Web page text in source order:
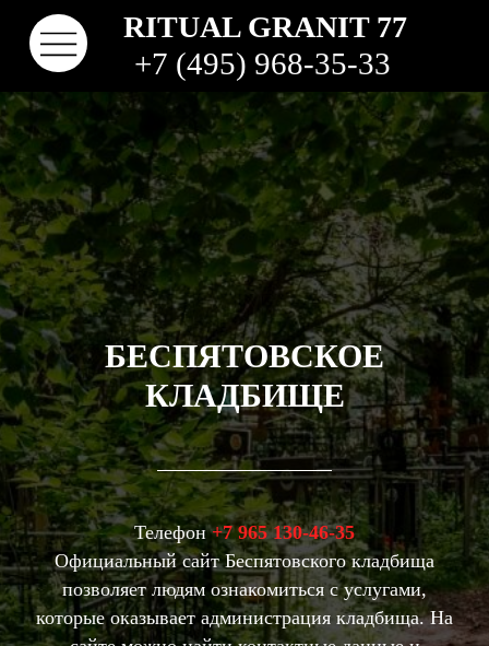
RITUAL GRANIT 77
РАБОТЫ
КЛАДБИЩА
КОНТАКТЫ
ВИДЫ ГРАНИТА
+7 (495) 968-35-33
БЕСПЯТОВСКОЕ
КЛАДБИЩЕ
Телефон+7 965 130-46-35
Официальный сайт Беспятовского кладбища
позволяет людям ознакомиться с услугами,
которые оказывает администрация кладбища. На